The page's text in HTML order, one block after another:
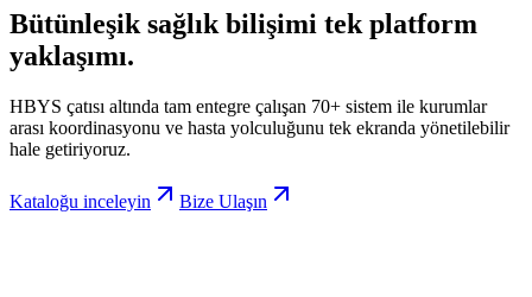
Bütünleşik sağlık bilişimi tek platform
yaklaşımı.
HBYS çatısı altında tam entegre çalışan 70+ sistem ile kurumlar
arası koordinasyonu ve hasta yolculuğunu tek ekranda yönetilebilir
hale getiriyoruz.
Kataloğu inceleyin Bize Ulaşın